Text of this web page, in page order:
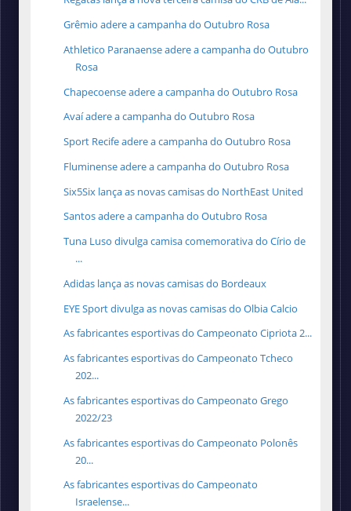
Grêmio adere a campanha do Outubro Rosa
Athletico Paranaense adere a campanha do Outubro
Rosa
Chapecoense adere a campanha do Outubro Rosa
Avaí adere a campanha do Outubro Rosa
Sport Recife adere a campanha do Outubro Rosa
Fluminense adere a campanha do Outubro Rosa
Six5Six lança as novas camisas do NorthEast United
Santos adere a campanha do Outubro Rosa
Tuna Luso divulga camisa comemorativa do Círio de
...
Adidas lança as novas camisas do Bordeaux
EYE Sport divulga as novas camisas do Olbia Calcio
As fabricantes esportivas do Campeonato Cipriota 2...
As fabricantes esportivas do Campeonato Tcheco
202...
As fabricantes esportivas do Campeonato Grego
2022/23
As fabricantes esportivas do Campeonato Polonês
20...
As fabricantes esportivas do Campeonato
Israelense...